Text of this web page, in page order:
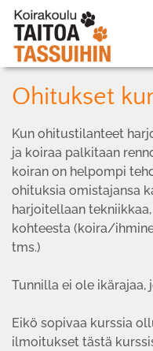
Ohitukset
Kun ohitustilanteet
ja koiraa palkitaan
koiran on helpompi
ohituksia omistajansa
harjoitellaan
kohteesta (koira/
tms.)
Tunnilla ei ole
Eikö sopivaa kurssia
ilmoitukset tästä